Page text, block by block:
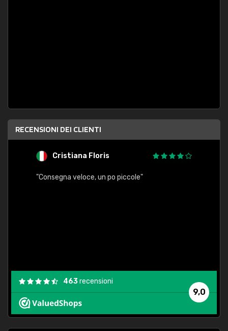
RECENSIONI DEI CLIENTI
Cristiana Floris
"Consegna veloce, un po piccole"
9,0
463recensioni